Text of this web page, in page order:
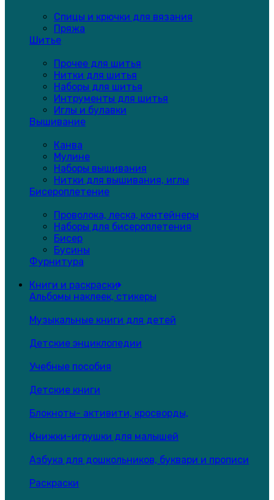
Спицы и крючки для вязания
Пряжа
Шитье
Прочее для шитья
Нитки для шитья
Наборы для шитья
Интрументы для шитья
Иглы и булавки
Вышивание
Канва
Мулине
Наборы вышивания
Нитки для вышивания, иглы
Бисероплетение
Проволока, леска, контейнеры
Наборы для бисероплетения
Бисер
Бусины
Фурнитура
Книги и раскраски
Альбомы наклеек, стикеры
Музыкальные книги для детей
Детские энциклопедии
Учебные пособия
Детские книги
Блокноты- активити, кросворды,
Книжки-игрушки для малышей
Азбука для дошкольников, буквари и прописи
Раскраски